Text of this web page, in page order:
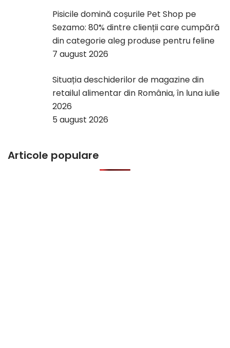
Pisicile domină coșurile Pet Shop pe
Sezamo: 80% dintre clienții care cumpără
din categorie aleg produse pentru feline
7 august 2026
Situația deschiderilor de magazine din
retailul alimentar din România, în luna iulie
2026
5 august 2026
Articole populare